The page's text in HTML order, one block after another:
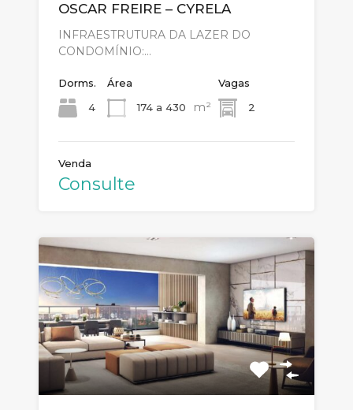
OSCAR FREIRE – CYRELA
INFRAESTRUTURA DA LAZER DO
CONDOMÍNIO:…
Dorms.
4
Área
174 a 430
m²
Vagas
2
Venda
Consulte